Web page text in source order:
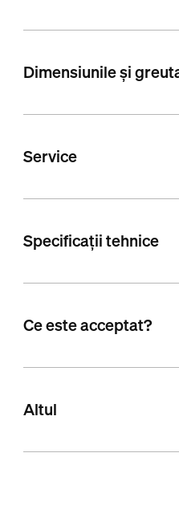
Dimensiunile și
Service
Specificații tehnice
Ce este acceptat?
Altul